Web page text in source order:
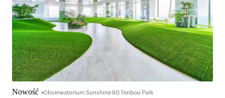
Nowość Obserwatorium Sunshine 60 Tenbou Park